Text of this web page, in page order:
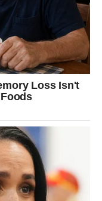
period.
za sutra.
stabilizacija
trenutku. Nije
koja donosi veću
– vi prestajete da
mir koji vam